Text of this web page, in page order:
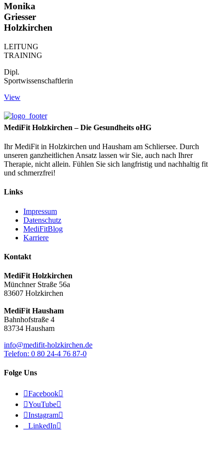
Monika
Griesser
Holzkirchen
LEITUNG
TRAINING
Dipl.
Sportwissenschaftlerin
View
MediFit Holzkirchen – Die Gesundheits oHG
Ihr MediFit in Holzkirchen und Hausham am Schliersee. Durch
unseren ganzheitlichen Ansatz lassen wir Sie, auch nach Ihrer
Therapie, nicht allein. Fühlen Sie sich langfristig und nachhaltig fit
und schmerzfrei!
Links
Impressum
Datenschutz
MediFitBlog
Karriere
Kontakt
MediFit Holzkirchen
Münchner Straße 56a
83607 Holzkirchen
MediFit Hausham
Bahnhofstraße 4
83734 Hausham
info@medifit-holzkirchen.de
Telefon: 0 80 24-4 76 87-0
Folge Uns
Facebook
YouTube
Instagram
LinkedIn